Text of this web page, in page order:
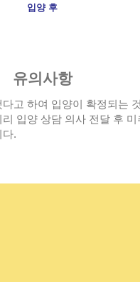
입양 후
유의사항
고 하여 입양이 확정되는
입양 상담 의사 전달 후
다.